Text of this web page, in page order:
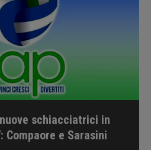
schiacciatrici in
Compaore e Sarasini